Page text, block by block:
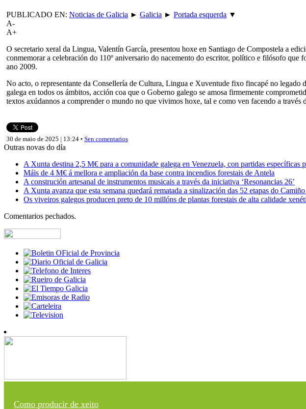
PUBLICADO EN: Noticias de Galicia ► Galicia ► Portada esquerda ▼
A-
A+
O secretario xeral da Lingua, Valentín García, presentou hoxe en Santiago de Compostela a
conmemorar a celebración do 110º aniversario do nacemento do escritor, político e filósofo
ano 2009.
No acto, o representante da Consellería de Cultura, Lingua e Xuventude fixo fincapé no
galega en todos os ámbitos, acción coa que o Goberno galego se amosa firmemente
textos axúdannos a comprender o mundo no que vivimos hoxe, tal e como ven facendo a
30 de maio de 2025 | 13:24 • Sen comentarios
Outras novas do día
A Xunta destina 2,5 M€ para a comunidade galega en Venezuela, con partidas específicas
Máis de 4 M€ á mellora e ampliación da base contra incendios forestais de Antela
A construción artesanal de instrumentos musicais a través da iniciativa ‘Resonancias 26’
A Xunta avanza que esta semana quedará rematada a sinalización das 52 etapas do
Os viveiros galegos producen preto de 10 millóns de plantas forestais de alta calidade
Comentarios pechados.
Como producir de xeito